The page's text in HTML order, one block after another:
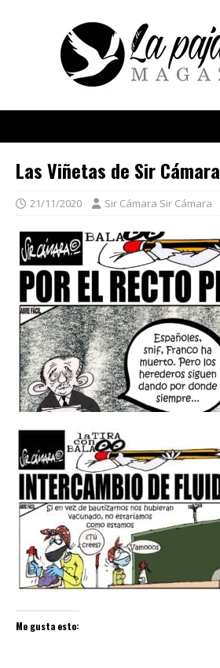
Las Viñetas de Sir Cámara
21/11/2020 Sir Cámara Sir Cámara
Me gusta esto: